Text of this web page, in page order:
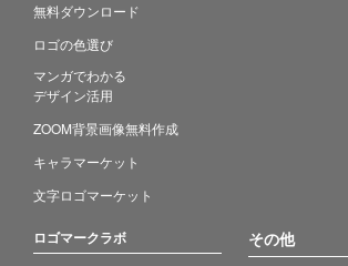
無料ダウンロード
ロゴの色選び
マンガでわかる
デザイン活用
ZOOM背景画像無料作成
キャラマーケット
文字ロゴマーケット
ロゴマークラボ その他